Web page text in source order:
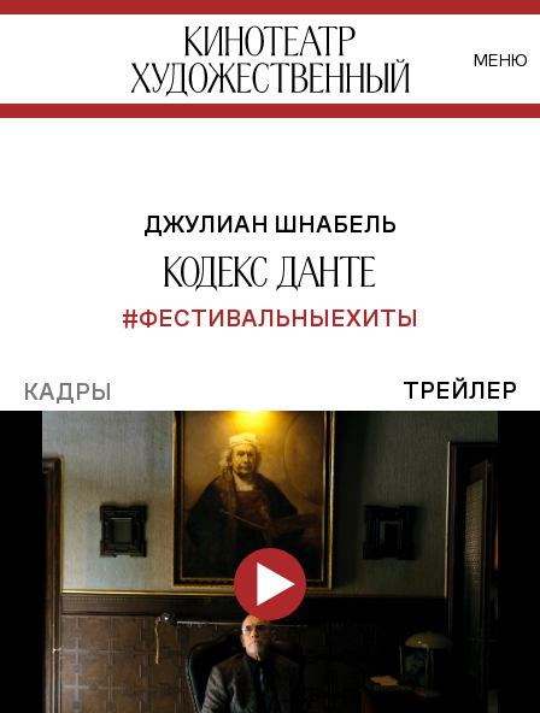
МЕНЮ
ДЖУЛИАН ШНАБЕЛЬ
Кодекс Данте
#ФЕСТИВАЛЬНЫЕХИТЫ
КАДРЫ ТРЕЙЛЕР